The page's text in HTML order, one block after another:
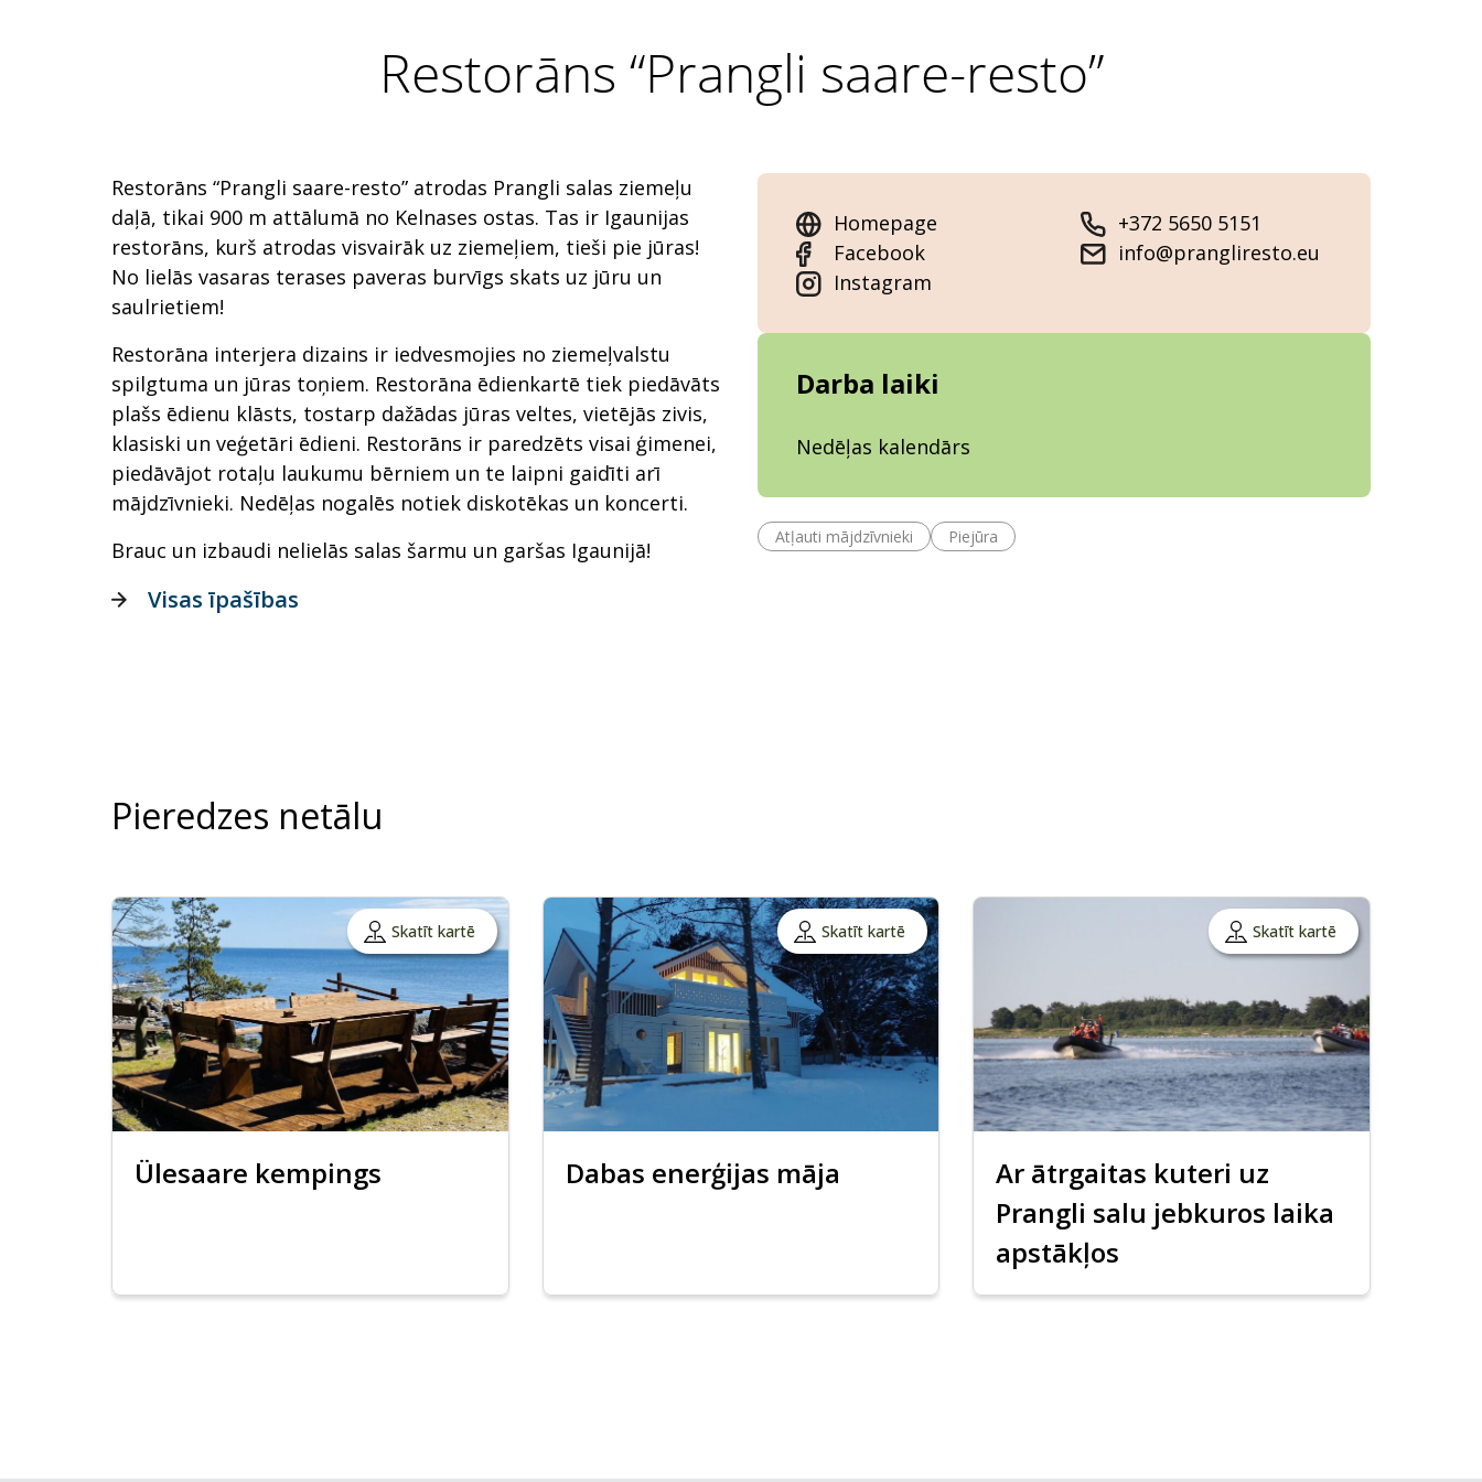
Restorāns “Prangli saare-resto”
Restorāns “Prangli saare-resto” atrodas Prangli salas ziemeļu
daļā, tikai 900 m attālumā no Kelnases ostas. Tas ir Igaunijas
restorāns, kurš atrodas visvairāk uz ziemeļiem, tieši pie jūras!
No lielās vasaras terases paveras burvīgs skats uz jūru un
saulrietiem!
Restorāna interjera dizains ir iedvesmojies no ziemeļvalstu
spilgtuma un jūras toņiem. Restorāna ēdienkartē tiek piedāvāts
plašs ēdienu klāsts, tostarp dažādas jūras veltes, vietējās zivis,
klasiski un veģetāri ēdieni. Restorāns ir paredzēts visai ģimenei,
piedāvājot rotaļu laukumu bērniem un te laipni gaidīti arī
mājdzīvnieki. Nedēļas nogalēs notiek diskotēkas un koncerti.
Brauc un izbaudi nelielās salas šarmu un garšas Igaunijā!
Homepage
Facebook
Instagram
+372 5650 5151
info@prangliresto.eu
Darba laiki
Nedēļas kalendārs
Atļauti mājdzīvnieki Piejūra
Visas īpašības
Pieredzes netālu
Skatīt kartē
Ülesaare kempings
Skatīt kartē
Dabas enerģijas māja
Skatīt kartē
Ar ātrgaitas kuteri uz
Prangli salu jebkuros laika
apstākļos